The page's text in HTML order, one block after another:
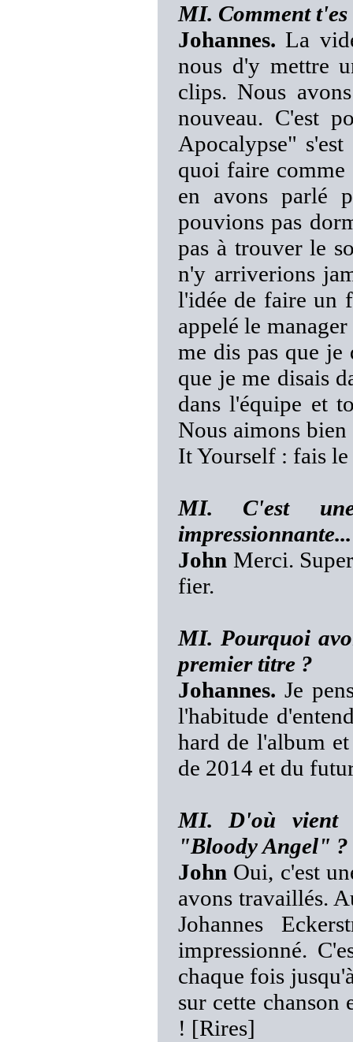
MI. Comment
Johannes. La
nous d'y mettre
clips. Nous
nouveau. C'est
Apocalypse"
quoi faire comme
en avons parlé
pouvions pas
pas à trouver le
n'y arriverions
l'idée de faire un
appelé le
me dis pas que je
que je me disais
dans l'équipe et
Nous aimons
It Yourself : fais
MI. C'est
impressionnante...
John Merci.
fier.
MI. Pourquoi
premier titre ?
Johannes. Je
l'habitude
hard de l'album
de 2014 et du
MI. D'où vient
"Bloody Angel" ?
John Oui, c'est
avons travaillés.
Johannes
impressionné.
chaque fois
sur cette chanson
! [Rires]